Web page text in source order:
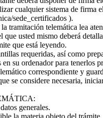
cualquier sistema de firma
sede_certificados ).
telemática lea
que usted mismo deberá
que está leyendo.
requeridas, así como
su ordenador para
correspondiente y
se considere necesaria,
generales.